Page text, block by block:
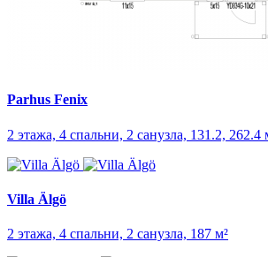
Parhus Fenix
2 этажа, 4 спальни, 2 санузла, 131.2, 262.4
Villa Älgö
2 этажа, 4 спальни, 2 санузла, 187 м²